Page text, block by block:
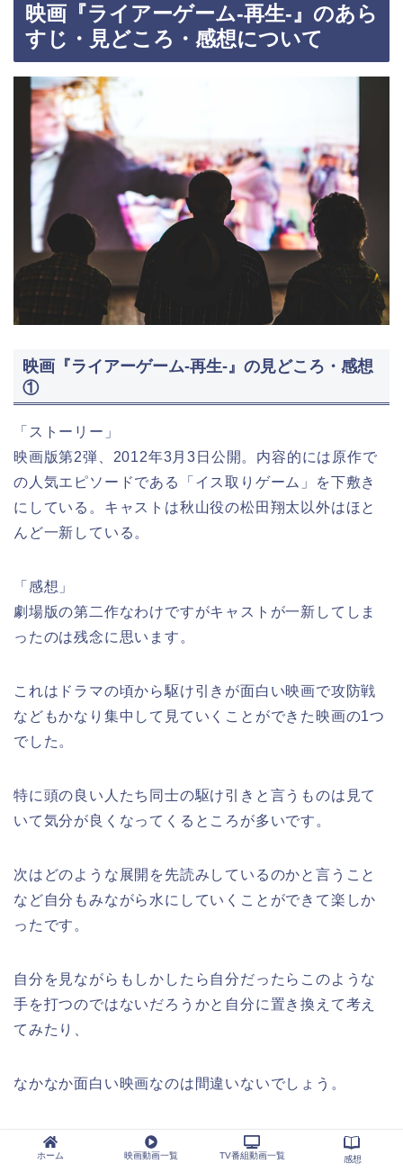
映画『ライアーゲーム-再生-』のあら
すじ・見どころ・感想について
映画『ライアーゲーム-再生-』の見どころ・感想
①
「ストーリー」
映画版第2弾、2012年3月3日公開。内容的には原作で
の人気エピソードである「イス取りゲーム」を下敷き
にしている。キャストは秋山役の松田翔太以外はほと
んど一新している。
「感想」
劇場版の第二作なわけですがキャストが一新してしま
ったのは残念に思います。
これはドラマの頃から駆け引きが面白い映画で攻防戦
などもかなり集中して見ていくことができた映画の1つ
でした。
特に頭の良い人たち同士の駆け引きと言うものは見て
いて気分が良くなってくるところが多いです。
次はどのような展開を先読みしているのかと言うこと
など自分もみながら水にしていくことができて楽しか
ったです。
自分を見ながらもしかしたら自分だったらこのような
手を打つのではないだろうかと自分に置き換えて考え
てみたり、
なかなか面白い映画なのは間違いないでしょう。
やはり、ライアーゲームのようなゲームに参加したい
とまでは思いませんが、
ホーム 映画動画一覧 TV番組動画一覧 感想